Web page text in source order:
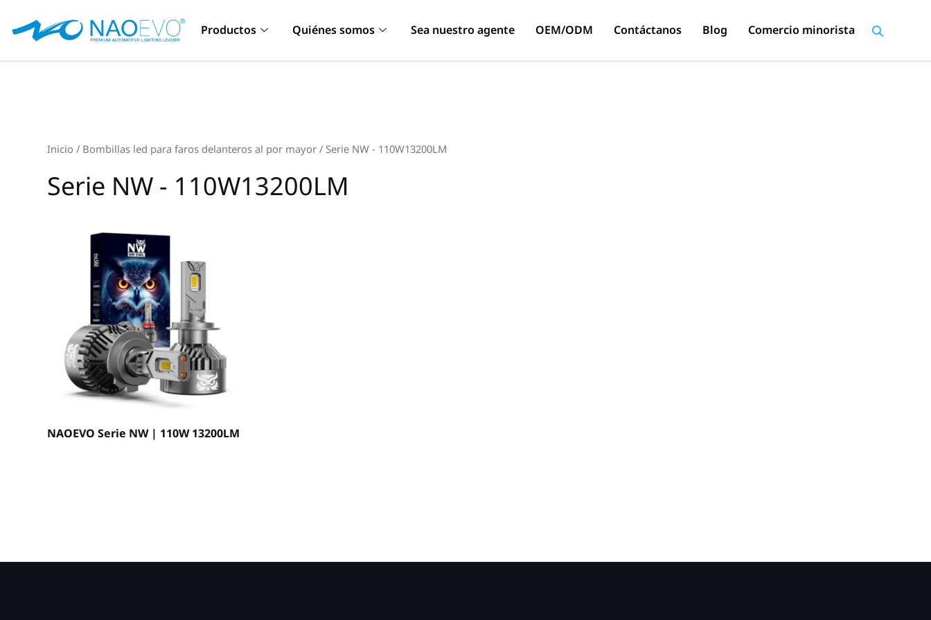
Productos Quiénes somos Sea nuestro agente OEM/ODM Contáctanos Blog Comercio minorista
Inicio / Bombillas led para faros delanteros al por mayor / Serie NW - 110W13200LM
Serie NW - 110W13200LM
NAOEVO Serie NW | 110W 13200LM